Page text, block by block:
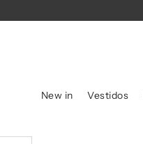
New in Vestidos